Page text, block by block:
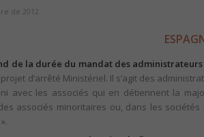
de 2012
de la durée du mandat des
d’arrêté Ministériel. Il s’agit des
avec les associés qui en détiennent la
associés minoritaires ou, dans les